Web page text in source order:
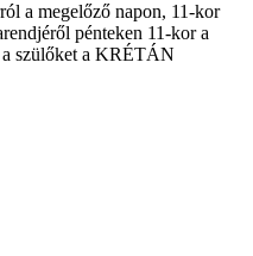
a megelőző napon, 11-kor
pénteken 11-kor a
a szülőket a KRÉTÁN